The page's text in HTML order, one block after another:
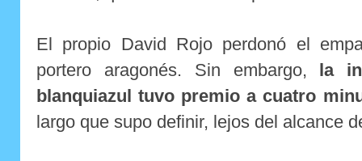
El propio David Rojo perdonó el
portero aragonés. Sin embargo,
la
blanquiazul tuvo premio a cuatro
largo que supo definir, lejos del alcance